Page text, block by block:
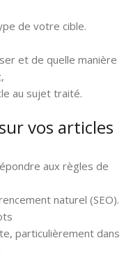
de votre cible.
et de quelle manière
au sujet traité.
vos articles
aux règles de
naturel (SEO).
particulièrement dans